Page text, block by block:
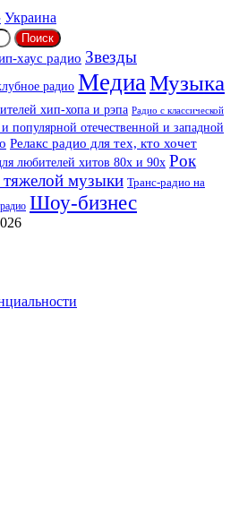
Украина
хаус радио Звезды
радио МедиаМузыка
хип-хопа и рэпа Радио с классической
популярной отечественной и западной
Релакс радио для тех, кто хочет
любителей хитов 80х и 90х Рок
тяжелой музыки Транс-радио на
Шоу-бизнес